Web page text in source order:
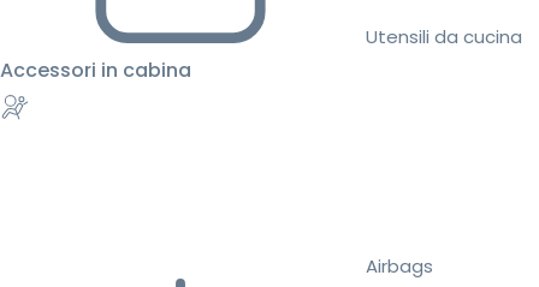
Utensili da cucina
Accessori in cabina
Airbags